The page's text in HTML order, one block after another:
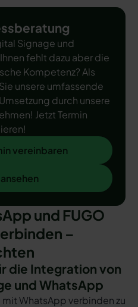
Signage und
fehlt dazu aber die
Kompetenz? Als
unsere umfassende
durch unsere
Jetzt Termin
vereinbaren
und FUGO
–
die Integration von
und WhatsApp
WhatsApp verbinden zu